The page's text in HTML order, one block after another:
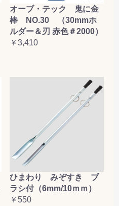
オーブ・テック 鬼に金
棒 NO.30 （30mmホ
ルダー＆刃 赤色＃2000）
￥3,410
ひまわり みぞすき ブ
ラシ付（6mm/10ｍｍ）
￥550